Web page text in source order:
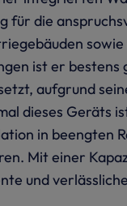
für die
ist er
aufgrund
dieses Geräts
in beengten
Mit einer
und